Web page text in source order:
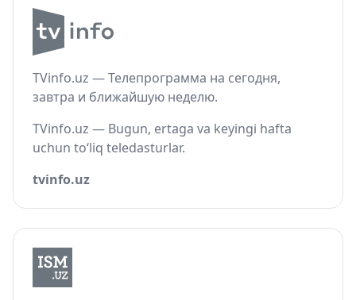
TVinfo.uz — Телепрограмма на сегодня,
завтра и ближайшую неделю.
TVinfo.uz — Bugun, ertaga va keyingi hafta
uchun to‘liq teledasturlar.
tvinfo.uz